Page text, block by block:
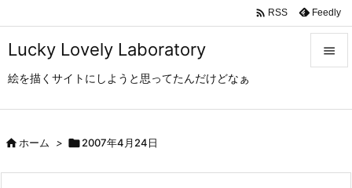
Lucky Lovely Laboratory
絵を描くサイトにしようと思ってたんだけどなぁ

 RSS Feedly
ホーム > 2007年4月24日